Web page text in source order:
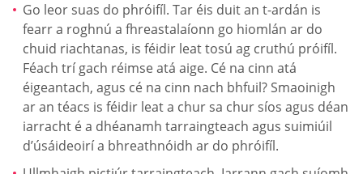
Go leor suas do phróifíl. Tar éis duit an t-ardán is
fearr a roghnú a fhreastalaíonn go hiomlán ar do
chuid riachtanas, is féidir leat tosú ag cruthú próifíl.
Féach trí gach réimse atá aige. Cé na cinn atá
éigeantach, agus cé na cinn nach bhfuil? Smaoinigh
ar an téacs is féidir leat a chur sa chur síos agus déan
iarracht é a dhéanamh tarraingteach agus suimiúil
d’úsáideoirí a bhreathnóidh ar do phróifíl.